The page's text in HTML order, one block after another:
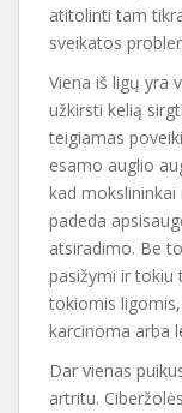
atitolinti tam
sveikatos
Viena iš ligų yra
užkirsti kelią
teigiamas
esamo auglio
kad
padeda
atsiradimo. Be
pasižymi ir tokiu
tokiomis
karcinoma arba
Dar vienas
artritu.